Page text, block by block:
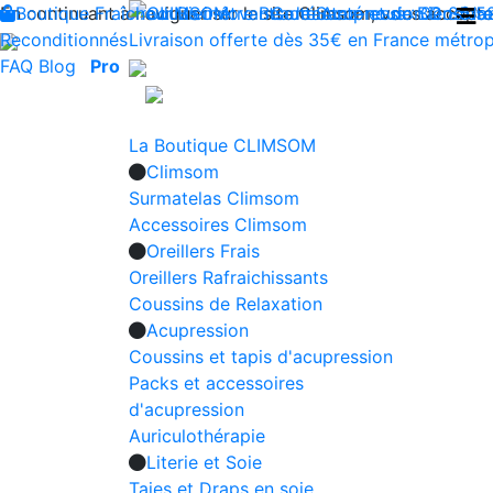
En continuant à naviguer sur le site Climsom, vous
Produits innovants de Santé et de Bien-
Livraison offerte dès 35€ en France
Contactez-nous : 02 85
Boutique Fraîcheur Bien-être Beauté Acupression Dos
Reconditionnés
FAQ Blog Pro
La Boutique CLIMSOM
Climsom
Surmatelas Climsom
Accessoires Climsom
Oreillers Frais
Oreillers Rafraichissants
Coussins de Relaxation
Acupression
Coussins et tapis d'acupression
Packs et accessoires
d'acupression
Auriculothérapie
Literie et Soie
Taies et Draps en soie